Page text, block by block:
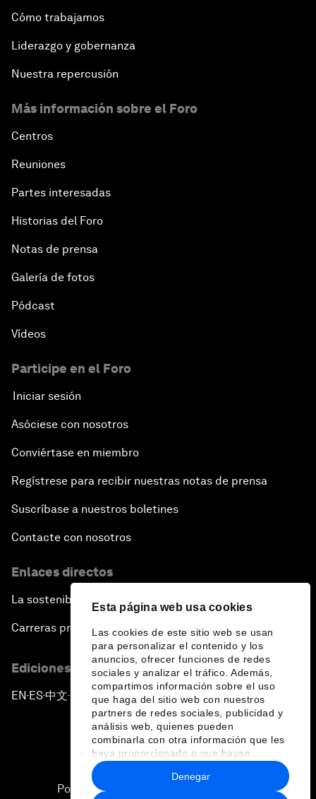
Esta página web usa cookies
Las cookies de este sitio web se usan
para personalizar el contenido y los
anuncios, ofrecer funciones de redes
sociales y analizar el tráfico. Además,
compartimos información sobre el uso
que haga del sitio web con nuestros
partners de redes sociales, publicidad y
análisis web, quienes pueden
combinarla con otra información que les
haya proporcionado o que hayan
recopilado a partir del uso que haya
hecho de sus servicios.
Denegar
Cómo trabajamos
Liderazgo y gobernanza
Nuestra repercusión
Más información sobre el Foro
Centros
Reuniones
Partes interesadas
Historias del Foro
Notas de prensa
Galería de fotos
Pódcast
Vídeos
Participe en el Foro
Iniciar sesión
Asóciese con nosotros
Conviértase en miembro
Regístrese para recibir nuestras notas de prensa
Suscríbase a nuestros boletines
Contacte con nosotros
Enlaces directos
La sostenibilidad en el Foro
Carreras profesionales
Ediciones en otros idiomas
EN ▪ ES▪中文▪ 日本語
Política de privacidad y normas de uso